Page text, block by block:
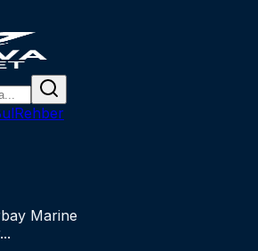
git
Rehber
Marine